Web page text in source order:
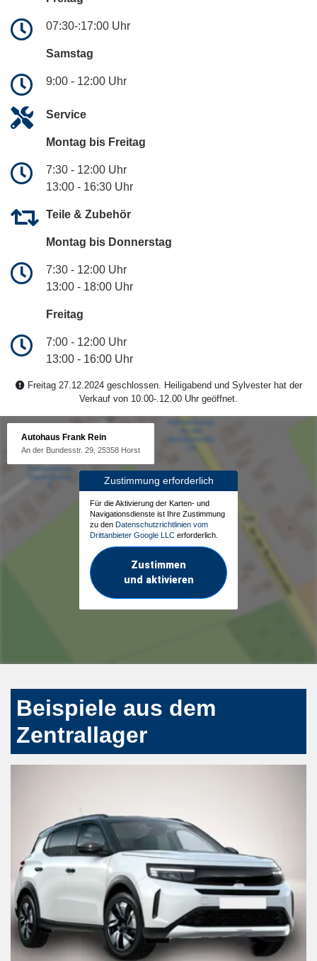
07:30-:17:00 Uhr
Samstag
9:00 - 12:00 Uhr
Service
Montag bis Freitag
7:30 - 12:00 Uhr
13:00 - 16:30 Uhr
Teile & Zubehör
Montag bis Donnerstag
7:30 - 12:00 Uhr
13:00 - 18:00 Uhr
Freitag
7:00 - 12:00 Uhr
13:00 - 16:00 Uhr
Freitag 27.12.2024 geschlossen. Heiligabend und Sylvester hat der
Verkauf von 10.00-.12.00 Uhr geöffnet.
Autohaus Frank Rein
An der Bundesstr. 29, 25358 Horst
Zustimmung erforderlich
Für die Aktivierung der Karten- und
Navigationsdienste ist Ihre Zustimmung
zu den Datenschutzrichtlinien vom
Drittanbieter Google LLC erforderlich.
Zustimmen
und aktivieren
Beispiele aus dem
Zentrallager